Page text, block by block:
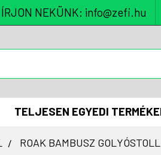
ÍRJON NEKÜNK: info@zefi.hu
TELJESEN EGYEDI
ROAK BAMBUSZ